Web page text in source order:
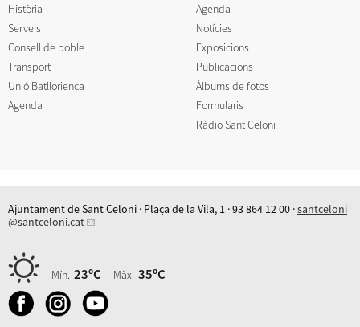
Història
Serveis
Consell de poble
Transport
Unió Batllorienca
Agenda
Agenda
Notícies
Exposicions
Publicacions
Àlbums de fotos
Formularis
Ràdio Sant Celoni
Ajuntament de Sant Celoni · Plaça de la Vila, 1 · 93 864 12 00 ·santceloni
@santceloni.cat
Mín. 23ºC Màx. 35ºC